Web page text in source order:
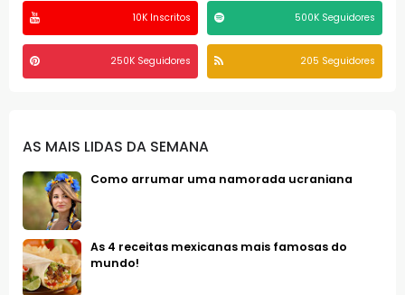
10K Inscritos 500K Seguidores
250K Seguidores 205 Seguidores
AS MAIS LIDAS DA SEMANA
Como arrumar uma namorada ucraniana
As 4 receitas mexicanas mais famosas do
mundo!